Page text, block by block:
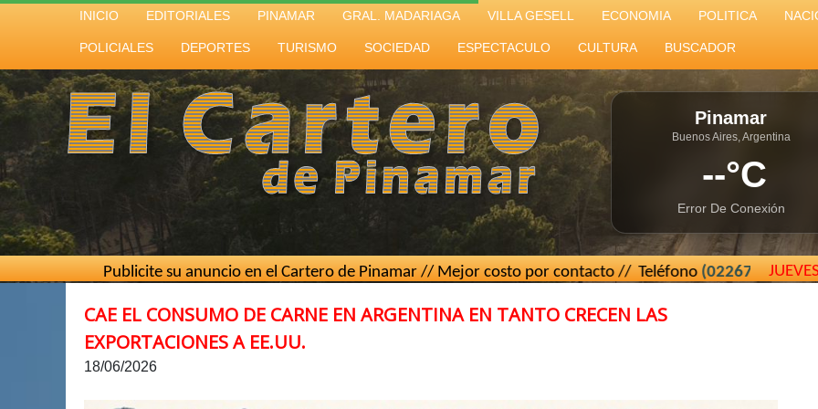
INICIO EDITORIALES PINAMAR GRAL. MADARIAGA VILLA GESELL ECONOMIA POLITICA
POLICIALES DEPORTES TURISMO SOCIEDAD ESPECTACULO CULTURA BUSCADOR
Pinamar
Buenos Aires, Argentina
--°C
Error De Conexión
Publicite su anuncio en el Cartero de Pinamar // Mejor costo por contacto // Teléfono(02267) 15 439493// El
CAE EL CONSUMO DE CARNE EN ARGENTINA EN TANTO CRECEN LAS
EXPORTACIONES A EE.UU.
18/06/2026